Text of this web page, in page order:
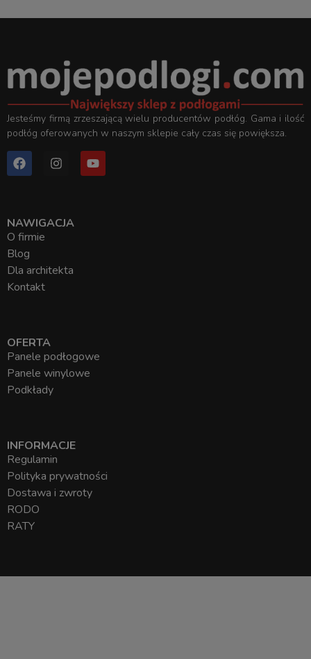
Jesteśmy firmą zrzeszającą wielu producentów podłóg. Gama i ilość
podłóg oferowanych w naszym sklepie cały czas się powiększa.
NAWIGACJA
O firmie
Blog
Dla architekta
Kontakt
OFERTA
Panele podłogowe
Panele winylowe
Podkłady
INFORMACJE
Regulamin
Polityka prywatności
Dostawa i zwroty
RODO
RATY